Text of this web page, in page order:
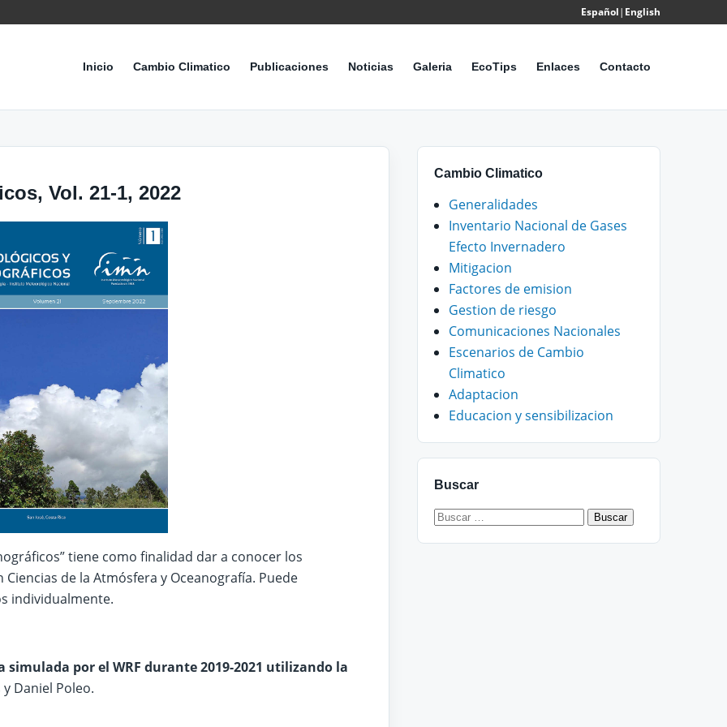
Español| English
Inicio Cambio Climatico Publicaciones Noticias Galeria EcoTips Enlaces Contacto
Vol. 21-1, 2022
tiene como finalidad dar a conocer los
de la Atmósfera y Oceanografía. Puede
individualmente.
por el WRF durante 2019-2021 utilizando la
Daniel Poleo.
Cambio Climatico
Generalidades
Inventario Nacional de Gases
Efecto Invernadero
Mitigacion
Factores de emision
Gestion de riesgo
Comunicaciones Nacionales
Escenarios de Cambio
Climatico
Adaptacion
Educacion y sensibilizacion
Buscar
Buscar: